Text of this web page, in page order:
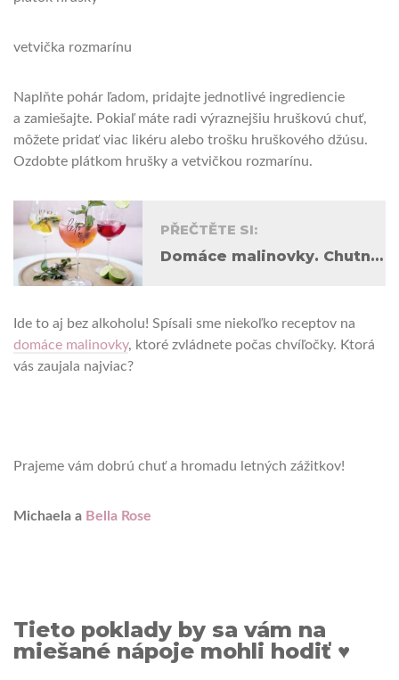
vetvička rozmarínu
Naplňte pohár ľadom, pridajte jednotlivé ingrediencie
a zamiešajte. Pokiaľ máte radi výraznejšiu hruškovú chuť,
môžete pridať viac likéru alebo trošku hruškového džúsu.
Ozdobte plátkom hrušky a vetvičkou rozmarínu.
PŘEČTĚTE SI:
Domáce malinovky. Chutne, jednoducho a do pár minút!
Ide to aj bez alkoholu! Spísali sme niekoľko receptov na
domáce malinovky, ktoré zvládnete počas chvíľočky. Ktorá
vás zaujala najviac?
Prajeme vám dobrú chuť a hromadu letných zážitkov!
Michaela a Bella Rose
Tieto poklady by sa vám na
miešané nápoje mohli hodiť ♥